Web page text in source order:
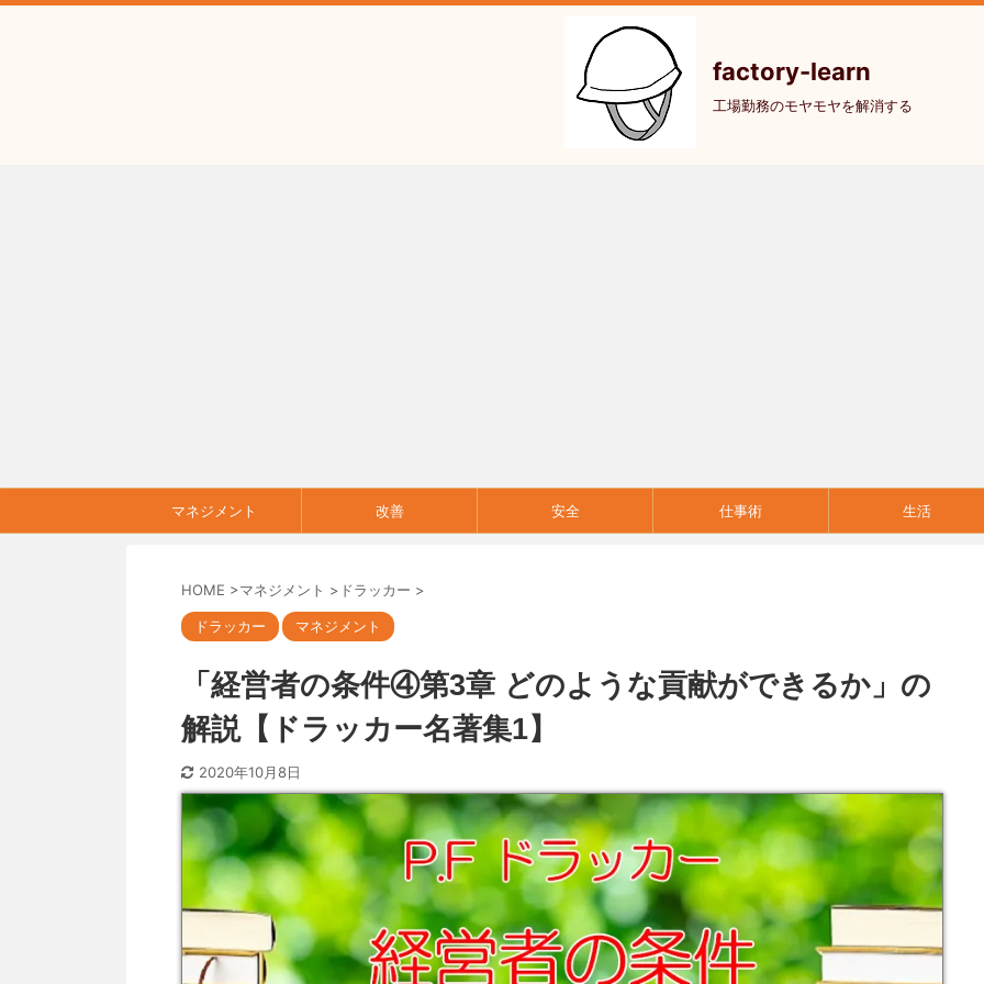
factory-learn
工場勤務のモヤモヤを解消する
マネジメント 改善 安全 仕事術 生活
HOME >マネジメント > ドラッカー >
ドラッカー マネジメント
「経営者の条件④第3章 どのような貢献ができるか」の
解説【ドラッカー名著集1】
2020年10月8日